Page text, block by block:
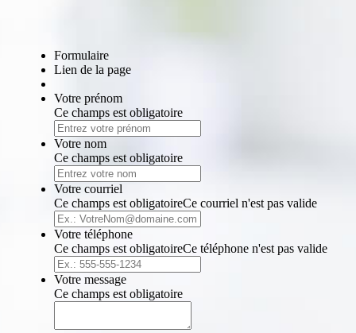
Formulaire
Lien de la page
Votre prénom
Ce champs est obligatoire
Votre nom
Ce champs est obligatoire
Votre courriel
Ce champs est obligatoireCe courriel n'est pas valide
Votre téléphone
Ce champs est obligatoireCe téléphone n'est pas valide
Votre message
Ce champs est obligatoire